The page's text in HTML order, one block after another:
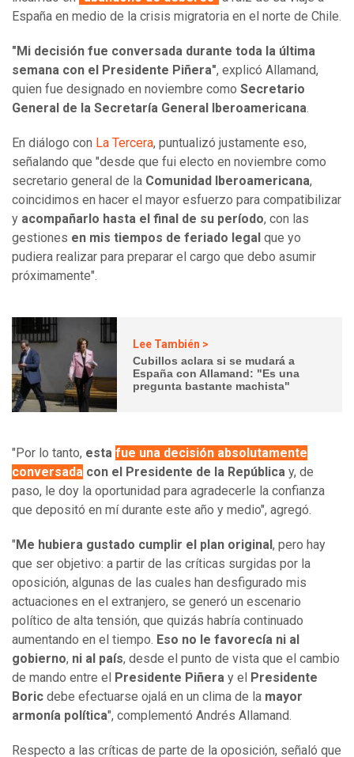
España en medio de la crisis migratoria en el norte de Chile.
"Mi decisión fue conversada durante toda la última
semana con el Presidente Piñera", explicó Allamand,
quien fue designado en noviembre como Secretario
General de la Secretaría General Iberoamericana.
En diálogo con La Tercera, puntualizó justamente eso,
señalando que "desde que fui electo en noviembre como
secretario general de la Comunidad Iberoamericana,
coincidimos en hacer el mayor esfuerzo para compatibilizar
y acompañarlo hasta el final de su período, con las
gestiones en mis tiempos de feriado legal que yo
pudiera realizar para preparar el cargo que debo asumir
próximamente".
Lee También >
Cubillos aclara si se mudará a
España con Allamand: "Es una
pregunta bastante machista"
"Por lo tanto, esta fue una decisión absolutamente
conversada con el Presidente de la República y, de
paso, le doy la oportunidad para agradecerle la confianza
que depositó en mí durante este año y medio", agregó.
" Me hubiera gustado cumplir el plan original , pero hay
que ser objetivo: a partir de las críticas surgidas por la
oposición, algunas de las cuales han desfigurado mis
actuaciones en el extranjero, se generó un escenario
político de alta tensión, que quizás habría continuado
aumentando en el tiempo. Eso no le favorecía ni al
gobierno, ni al país, desde el punto de vista que el cambio
de mando entre el
Presidente Piñera y el
Presidente
Boric debe efectuarse ojalá en un clima de la mayor
armonía política", complementó Andrés Allamand.
Respecto a las críticas de parte de la oposición, señaló que